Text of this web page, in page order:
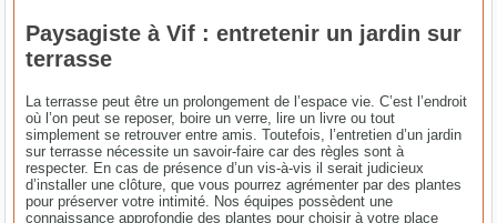
Paysagiste à Vif : entretenir un jardin sur
terrasse
La terrasse peut être un prolongement de l’espace vie. C’est l’endroit
où l’on peut se reposer, boire un verre, lire un livre ou tout
simplement se retrouver entre amis. Toutefois, l’entretien d’un jardin
sur terrasse nécessite un savoir-faire car des règles sont à
respecter. En cas de présence d’un vis-à-vis il serait judicieux
d’installer une clôture, que vous pourrez agrémenter par des plantes
pour préserver votre intimité. Nos équipes possèdent une
connaissance approfondie des plantes pour choisir à votre place